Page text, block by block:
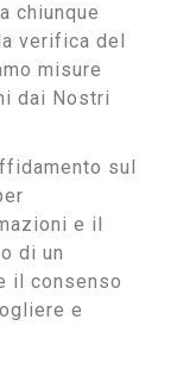
chiunque
verifica del
misure
dai Nostri
sul
e il
di un
il consenso
e